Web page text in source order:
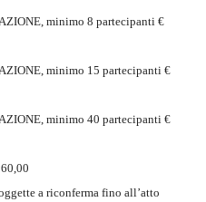
minimo 8 partecipanti €
minimo 15 partecipanti €
minimo 40 partecipanti €
a riconferma fino all’atto